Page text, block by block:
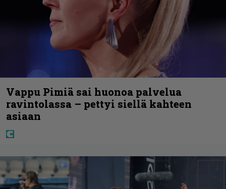
Vappu Pimiä sai huonoa palvelua
ravintolassa – pettyi siellä kahteen
asiaan